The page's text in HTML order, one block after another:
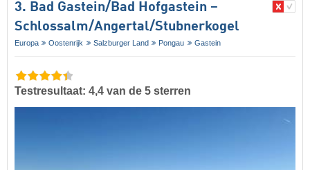
3. Bad Gastein/​Bad Hofgastein –
Schlossalm/​Angertal/​Stubnerkogel
Europa Oostenrijk Salzburger Land Pongau Gastein
Testresultaat: 4,4 van de 5 sterren